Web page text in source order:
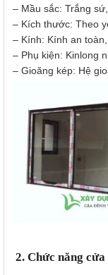
– Mầu sắc: Trắng
– Kích thước: Theo
– Kính: Kính an
– Phụ kiện: Kinlong
– Gioăng kép: Hệ
2. Chức năng